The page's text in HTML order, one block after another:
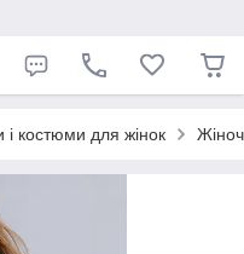
і костюми для жінок